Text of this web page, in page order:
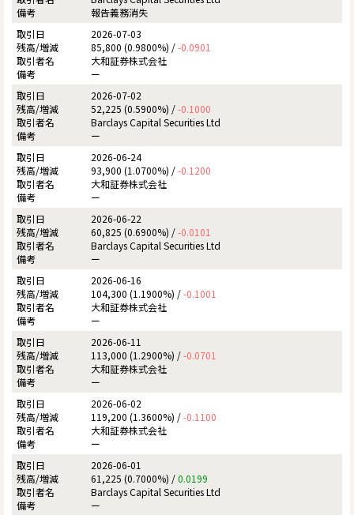
報告義務消失
2026-07-03
85,800 (0.9800%) /-0.0901
大和証券株式会社
ー
2026-07-02
52,225 (0.5900%) /-0.1000
Barclays Capital Securities Ltd
ー
2026-06-24
93,900 (1.0700%) /-0.1200
大和証券株式会社
ー
2026-06-22
60,825 (0.6900%) /-0.0101
Barclays Capital Securities Ltd
ー
2026-06-16
104,300 (1.1900%) /-0.1001
大和証券株式会社
ー
2026-06-11
113,000 (1.2900%) /-0.0701
大和証券株式会社
ー
2026-06-02
119,200 (1.3600%) /-0.1100
大和証券株式会社
ー
2026-06-01
61,225 (0.7000%) /0.0199
Barclays Capital Securities Ltd
ー